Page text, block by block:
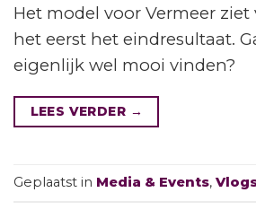
Het model voor Vermeer
het eerst het eindresultaat.
eigenlijk wel mooi vinden?
LEES VERDER →
Geplaatst in Media & Events,